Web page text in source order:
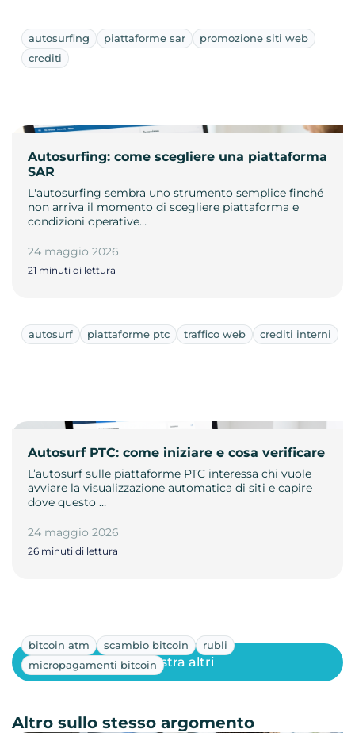
autosurfing piattaforme sar
promozione siti web
crediti
Autosurfing: come scegliere una piattaforma
SAR
L'autosurfing sembra uno strumento semplice finché
non arriva il momento di scegliere piattaforma e
condizioni operative…
24 maggio 2026
21 minuti di lettura
autosurf piattaforme ptc traffico web crediti interni
Autosurf PTC: come iniziare e cosa verificare
L’autosurf sulle piattaforme PTC interessa chi vuole
avviare la visualizzazione automatica di siti e capire
dove questo …
24 maggio 2026
26 minuti di lettura
bitcoin atm scambio bitcoin
rubli
micropagamenti bitcoinMostra altri
Altro sullo stesso argomento